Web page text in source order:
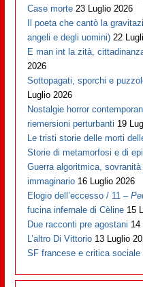
Case morte 23 Luglio 2026
Il poeta che cantò la
angeli e degli uomini) 22
E man int la zità,
2026
Sottopagati, sporchi e
Luglio 2026
Nostalgie horror
riemersioni perturbanti 19
Le tristi storie delle morti
Storie di metamorfosi e di
Guerra algoritmica,
immaginario 16 Luglio 2026
Elogio dell’eccesso / 11 –
fucina infernale di Cèline 15
Due racconti pre agostani 14
L’altro Di Vittorio 13 Luglio
SF francese e critica sociale